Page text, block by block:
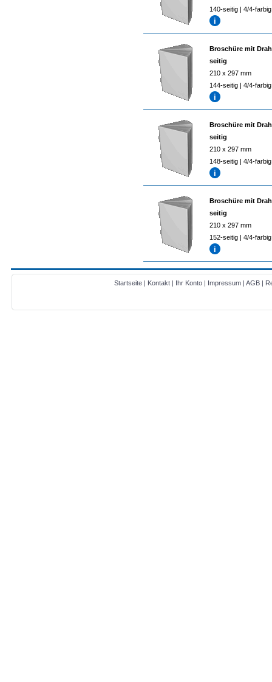
140-seitig | 4/4-farbig
Broschüre mit
seitig
210 x 297 mm
144-seitig | 4/4-farbig
Broschüre mit
seitig
210 x 297 mm
148-seitig | 4/4-farbig
Broschüre mit
seitig
210 x 297 mm
152-seitig | 4/4-farbig
Startseite| Kontakt| Ihr Konto| Impressum| AGB|